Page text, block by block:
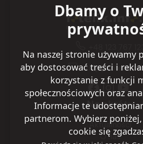
Na skróty
Aktualności
O nas
Dbamy o
Na naszej stronie używamy
aby dostosować treści i
korzystanie z funkcji
społecznościowych oraz
Informacje te
partnerom. Wybierz
cookie się